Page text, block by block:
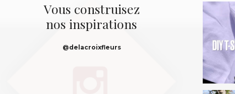
Vous construisez
nos inspirations
@delacroixfleurs